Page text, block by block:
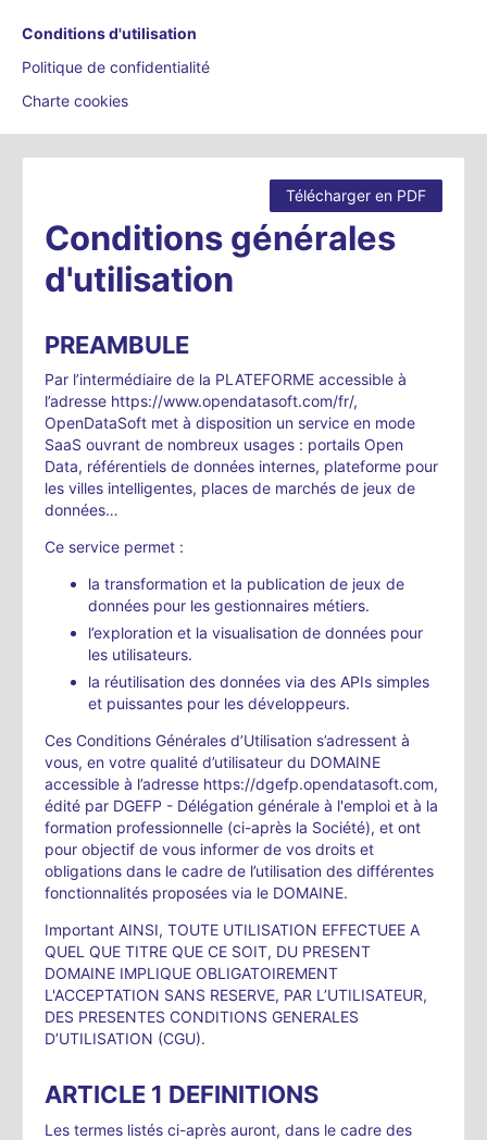
Conditions d'utilisation
Politique de confidentialité
Charte cookies
Télécharger en PDF
Conditions générales
d'utilisation
PREAMBULE
Par l’intermédiaire de la PLATEFORME accessible à
l’adresse https://www.opendatasoft.com/fr/,
OpenDataSoft met à disposition un service en mode
SaaS ouvrant de nombreux usages : portails Open
Data, référentiels de données internes, plateforme pour
les villes intelligentes, places de marchés de jeux de
données…
Ce service permet :
la transformation et la publication de jeux de
données pour les gestionnaires métiers.
l’exploration et la visualisation de données pour
les utilisateurs.
la réutilisation des données via des APIs simples
et puissantes pour les développeurs.
Ces Conditions Générales d’Utilisation s’adressent à
vous, en votre qualité d’utilisateur du DOMAINE
accessible à l’adresse https://dgefp.opendatasoft.com,
édité par DGEFP - Délégation générale à l'emploi et à la
formation professionnelle (ci-après la Société), et ont
pour objectif de vous informer de vos droits et
obligations dans le cadre de l’utilisation des différentes
fonctionnalités proposées via le DOMAINE.
Important AINSI, TOUTE UTILISATION EFFECTUEE A
QUEL QUE TITRE QUE CE SOIT, DU PRESENT
DOMAINE IMPLIQUE OBLIGATOIREMENT
L'ACCEPTATION SANS RESERVE, PAR L’UTILISATEUR,
DES PRESENTES CONDITIONS GENERALES
D’UTILISATION (CGU).
ARTICLE 1 DEFINITIONS
Les termes listés ci-après auront, dans le cadre des